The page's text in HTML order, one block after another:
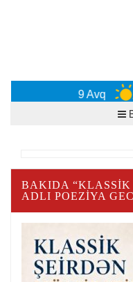
9 Avq
BAKIDA
ADLI POEZIYA